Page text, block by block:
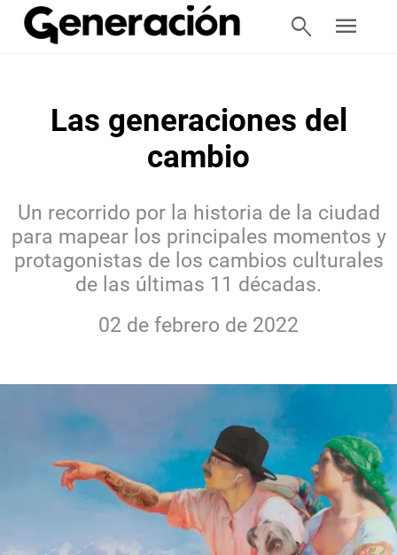
search menu
Las generaciones del
cambio
Un recorrido por la historia de la ciudad
para mapear los principales momentos y
protagonistas de los cambios culturales
de las últimas 11 décadas.
02 de febrero de 2022